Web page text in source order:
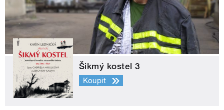
Šikmý kostel 3
Koupit